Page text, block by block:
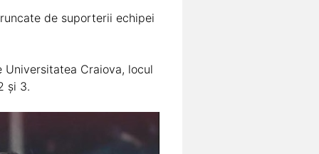
de suporterii echipei
Craiova, locul
și 3.